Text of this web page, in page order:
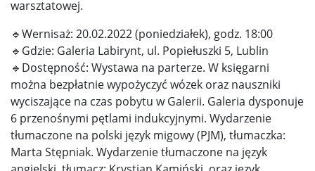
warsztatowej.
🔹Wernisaż: 20.02.2022 (poniedziałek), godz. 18:00
🔹Gdzie: Galeria Labirynt, ul. Popiełuszki 5, Lublin
🔹Dostępność: Wystawa na parterze. W księgarni
można bezpłatnie wypożyczyć wózek oraz nauszniki
wyciszające na czas pobytu w Galerii. Galeria dysponuje
6 przenośnymi pętlami indukcyjnymi. Wydarzenie
tłumaczone na polski język migowy (PJM), tłumaczka:
Marta Stępniak. Wydarzenie tłumaczone na język